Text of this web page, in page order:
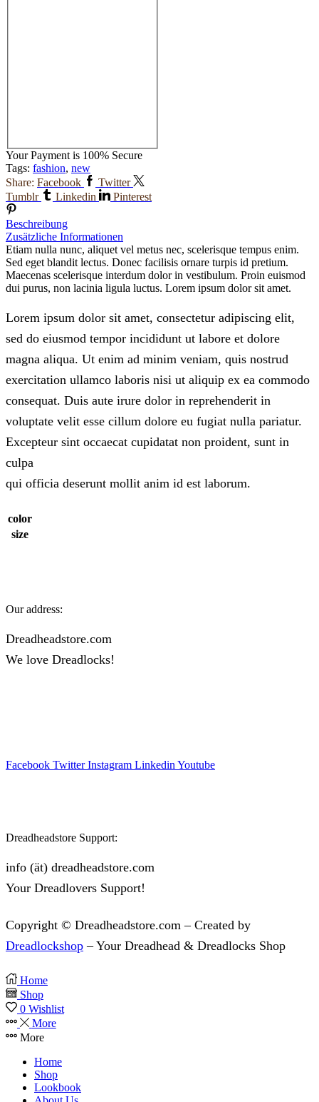
Your Payment is 100% Secure
Tags: fashion, new
Share: Facebook
Twitter
Tumblr
Linkedin Pinterest
Beschreibung
Zusätzliche Informationen
Etiam nulla nunc, aliquet vel metus nec, scelerisque tempus enim.
Sed eget blandit lectus. Donec facilisis ornare turpis id pretium.
Maecenas scelerisque interdum dolor in vestibulum. Proin euismod
dui purus, non lacinia ligula luctus. Lorem ipsum dolor sit amet.
Lorem ipsum dolor sit amet, consectetur adipiscing elit,
sed do eiusmod tempor incididunt ut labore et dolore
magna aliqua. Ut enim ad minim veniam, quis nostrud
exercitation ullamco laboris nisi ut aliquip ex ea commodo
consequat. Duis aute irure dolor in reprehenderit in
voluptate velit esse cillum dolore eu fugiat nulla pariatur.
Excepteur sint occaecat cupidatat non proident, sunt in
culpa
qui officia deserunt mollit anim id est laborum.
color
size
Our address:
Dreadheadstore.com
We love Dreadlocks!
Facebook Twitter Instagram Linkedin Youtube
Dreadheadstore Support:
info (ät) dreadheadstore.com
Your Dreadlovers Support!
Copyright © Dreadheadstore.com – Created by
Dreadlockshop – Your Dreadhead & Dreadlocks Shop
Home
Shop
0 Wishlist
More
More
Home
Shop
Lookbook